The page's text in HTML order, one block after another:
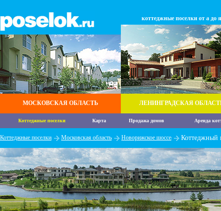
МОСКОВСКАЯ ОБЛАСТЬ
коттеджные поселки от а до я
ЛЕНИНГРАДСКАЯ
Коттеджные поселки Карта Продажа домов Аренда
Коттеджные поселки Московская область Новорижское шоссе Коттеджный